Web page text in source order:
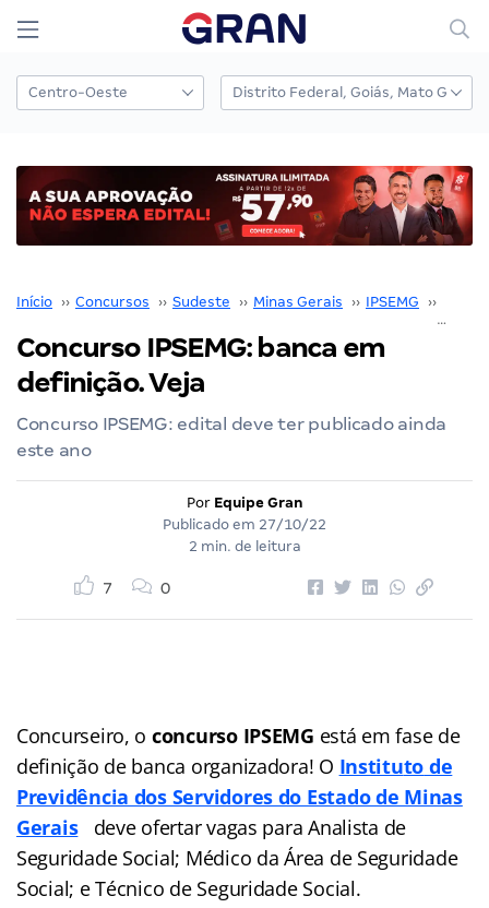
Início ›› Concursos ›› Sudeste ›› Minas Gerais ›› IPSEMG ››
Concurso IPSEMG: banca em
definição. Veja
Concurso IPSEMG: edital deve ter publicado ainda
este ano
Por Equipe Gran
Publicado em 27/10/22
2 min. de leitura
7 0
Concurseiro, o concurso IPSEMG está em fase de
definição de banca organizadora! O Instituto de
Previdência dos Servidores do Estado de Minas
Geraisdeve ofertar vagas para Analista de
Seguridade Social; Médico da Área de Seguridade
Social; e Técnico de Seguridade Social.